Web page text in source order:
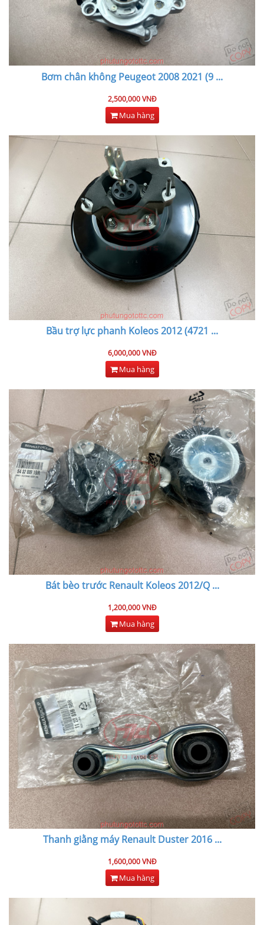
Bơm chân không Peugeot 2008 2021 (9 ...
2,500,000 VNĐ
Mua hàng
Bầu trợ lực phanh Koleos 2012 (4721 ...
6,000,000 VNĐ
Mua hàng
Bát bèo trước Renault Koleos 2012/Q...
1,200,000 VNĐ
Mua hàng
Thanh giằng máy Renault Duster 2016...
1,600,000 VNĐ
Mua hàng